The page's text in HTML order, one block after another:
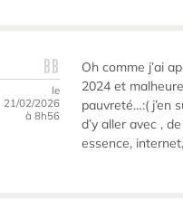
BB
le
21/02/2026
à 8h56
Oh comme j’ai
2024 et
pauvreté…:( j’en
d’y aller avec ,
essence,